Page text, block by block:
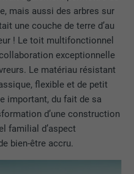
mais aussi des arbres sur
une couche de terre d’au
! Le toit multifonctionnel
exceptionnelle
Le matériau résistant
flexible et de petit
important, du fait de sa
d’une construction
familial d’aspect
bien-être accru.
qui concerne les
PHP et garantit que toutes
de la page qui utilisent le
PHP
affichées correctement.
Analytics
identifiant unique utilisé
des données statistiques
dont l'utilisateur utilise le
relatives aux cookies
(SERVICES AMÉRICAINS
externes (services
par les annonceurs
la publicité personnalisée.
à travers les sites Internet.
l'accès aux contenus des
ne nécessite plus de